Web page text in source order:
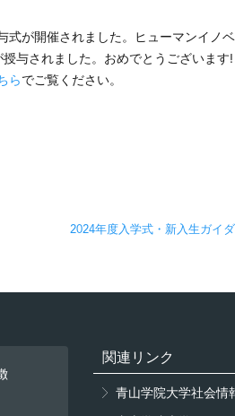
が開催されました。ヒューマンイノ
与されました。おめでとうございます!
らでご覧ください。
2024年度入学式・新入生ガイ
関連リンク
青山学院大学社会情